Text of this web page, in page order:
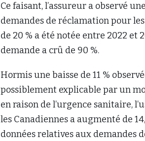
Ce faisant, l’assureur a observé
demandes de réclamation pour
de 20 % a été notée entre 2022 et
demande a crû de 90 %.
Hormis une baisse de 11 %
possiblement explicable par un
en raison de l’urgence sanitaire,
les Canadiennes a augmenté de
données relatives aux demandes